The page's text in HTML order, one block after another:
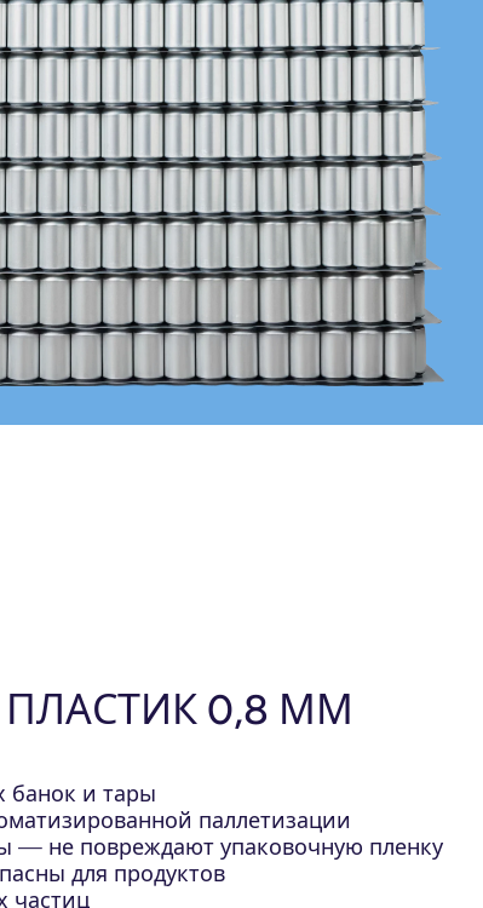
0,8 ММ
банок и тары
паллетизации
— не повреждают упаковочную пленку
для продуктов
частиц